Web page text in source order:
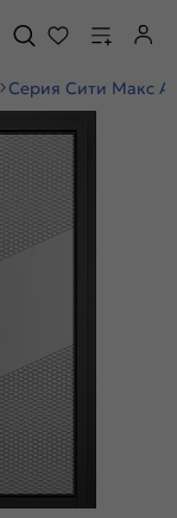
Серия Сити Макс